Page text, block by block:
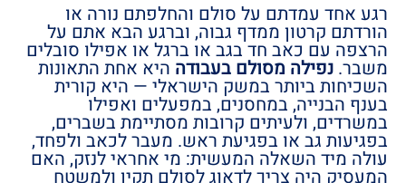
רגע אחד עמדתם על סולם והחלפתם נורה או
הורדתם קרטון ממדף גבוה, וברגע הבא אתם על
הרצפה עם כאב חד בגב או ברגל או אפילו סובלים
משבר. נפילה מסולם בעבודה היא אחת התאונות
השכיחות ביותר במשק הישראלי — היא קורית
בענף הבנייה, במחסנים, במפעלים ואפילו
במשרדים, ולעיתים קרובות מסתיימת בשברים,
בפגיעות גב או בפגיעת ראש. מעבר לכאב ולפחד,
עולה מיד השאלה המעשית: מי אחראי לנזק, האם
המעסיק היה צריך לדאוג לסולם תקין ולמשטח